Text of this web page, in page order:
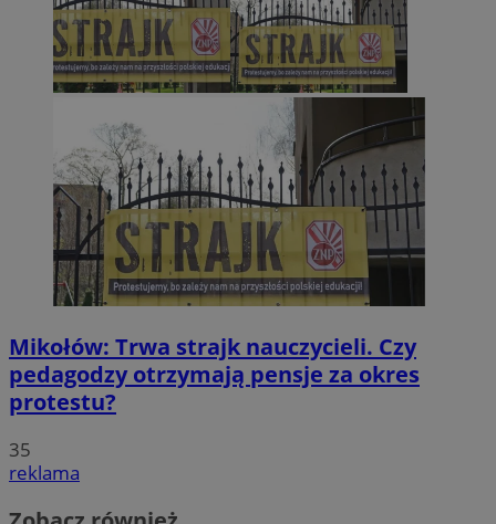
Mikołów: Trwa strajk nauczycieli. Czy
pedagodzy otrzymają pensje za okres
protestu?
35
reklama